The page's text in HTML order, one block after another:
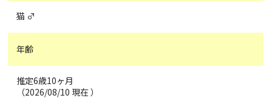
猫 ♂
年齢
推定6歳10ヶ月
（2026/08/10 現在 ）